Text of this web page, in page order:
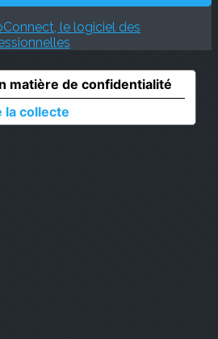
le logiciel des
la collecte
matière de confidentialité